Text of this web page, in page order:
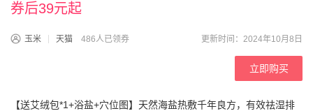
券后39元起
玉米 天猫 486人已领券 更新时间：2024年10月8日
立即购买
【送艾绒包*1+浴盐+穴位图】天然海盐热敷千年良方，有效祛湿排